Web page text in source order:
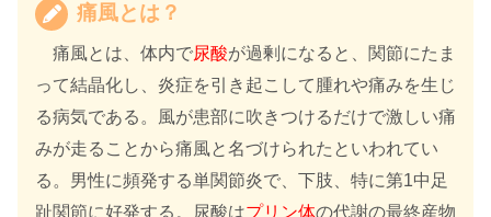
痛風とは？
痛風とは、体内で尿酸が過剰になると、関節にたま
って結晶化し、炎症を引き起こして腫れや痛みを生じ
る病気である。風が患部に吹きつけるだけで激しい痛
みが走ることから痛風と名づけられたといわれてい
る。男性に頻発する単関節炎で、下肢、特に第1中足
趾関節に好発する。尿酸はプリン体の代謝の最終産物